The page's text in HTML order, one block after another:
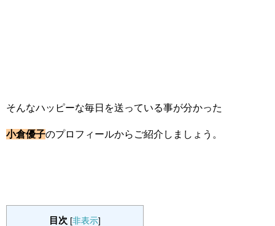
そんなハッピーな毎日を送っている事が分かった
小倉優子のプロフィールからご紹介しましょう。
目次 [非表示]